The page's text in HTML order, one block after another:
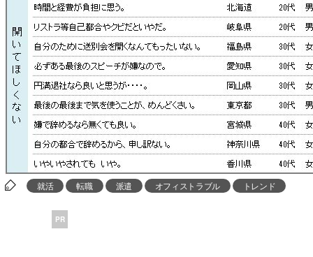
就活 転職 派遣 オフィストラブル トレンド
PR